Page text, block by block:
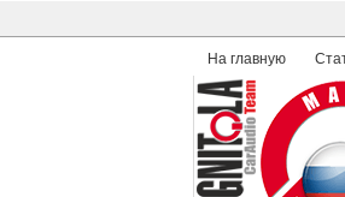
На главную